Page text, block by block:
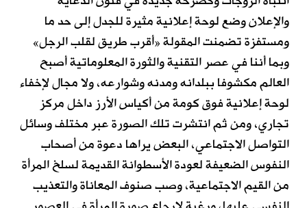
والإعلان وضع لوحة إعلانية مثيرة للجدل إلى حد ما
ومستفزة تضمنت المقولة «أقرب طريق لقلب الرجل»
وبما أننا في عصر التقنية والثورة المعلوماتية أصبح
العالم مكشوفا ببلدانه ومدنه وشوارعه، ولا مجال لإخفاء
لوحة إعلانية فوق كومة من أكياس الأرز داخل مركز
تجاري، ومن ثم انتشرت تلك الصورة عبر مختلف وسائل
التواصل الاجتماعي، البعض يراها دعوة من أصحاب
النفوس الضعيفة لعودة الأسطوانة القديمة لسلخ المرأة
من القيم الاجتماعية، وصب صنوف المعاناة والتعذيب